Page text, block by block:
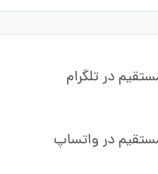
در تلگرام
در واتساپ